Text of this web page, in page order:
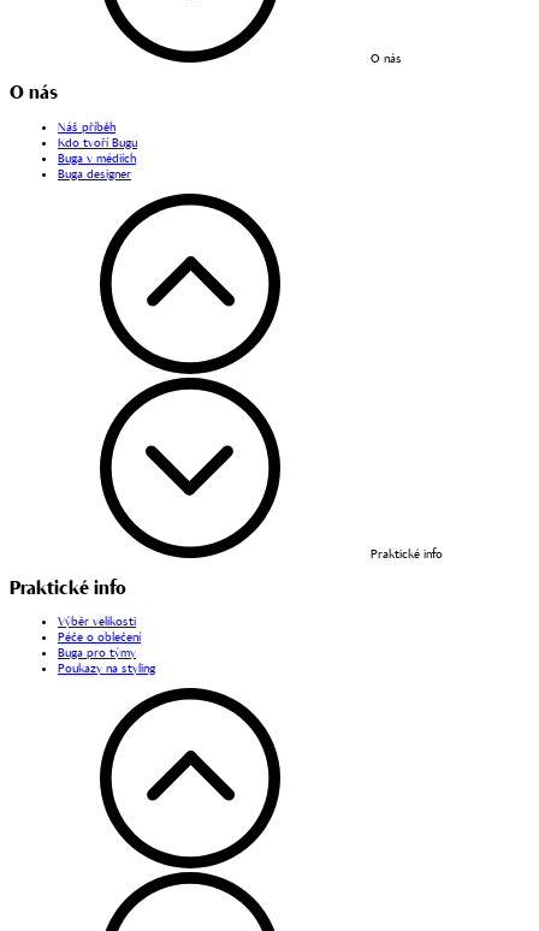
O nás
O nás
Náš příběh
Kdo tvoří Bugu
Buga v médiích
Buga designer
Praktické info
Praktické info
Výběr velikosti
Péče o oblečení
Buga pro týmy
Poukazy na styling